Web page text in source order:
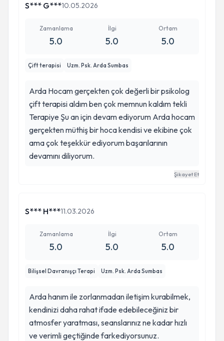
S*** G***10.05.2026
Zamanlama
5.0
İlgi
5.0
Ortam
5.0
Çift terapisi Uzm. Psk. Arda Sumbas
Arda Hocam gerçekten çok değerli bir psikolog
çift terapisi aldım ben çok memnun kaldım tekli
Terapiye Şu an için devam ediyorum Arda hocam
gerçekten müthiş bir hoca kendisi ve ekibine çok
ama çok teşekkür ediyorum başarılarının
devamını diliyorum.
Şikayet Et
S*** H***11.03.2026
Zamanlama
5.0
İlgi
5.0
Ortam
5.0
Bilişsel Davranışçı Terapi Uzm. Psk. Arda Sumbas
Arda hanım ile zorlanmadan iletişim kurabilmek,
kendinizi daha rahat ifade edebileceğiniz bir
atmosfer yaratması, seanslarınız ne kadar hızlı
ve verimli geçtiğinde farkediyorsunuz.